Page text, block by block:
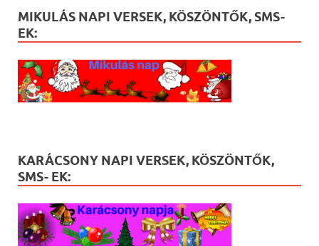
MIKULÁS NAPI VERSEK, KÖSZÖNTŐK, SMS-
EK:
KARÁCSONY NAPI VERSEK, KÖSZÖNTŐK,
SMS- EK: